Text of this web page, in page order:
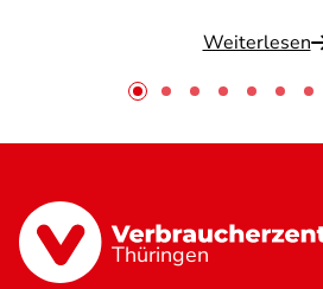
Weiterlesen
Thüringen